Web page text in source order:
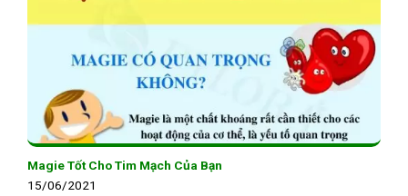
Magie Tốt Cho Tim Mạch Của Bạn
15/06/2021